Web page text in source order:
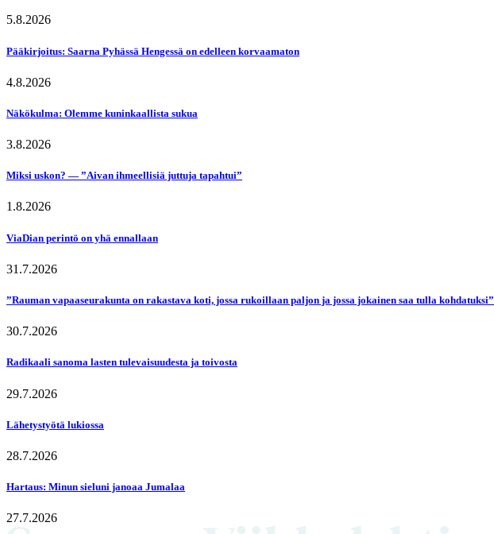
5.8.2026
Pääkirjoitus: Saarna Pyhässä Hengessä on edelleen korvaamaton
4.8.2026
Näkökulma: Olemme kuninkaallista sukua
3.8.2026
Miksi uskon? — ”Aivan ihmeellisiä juttuja tapahtui”
1.8.2026
ViaDian perintö on yhä ennallaan
31.7.2026
”Rauman vapaaseurakunta on rakastava koti, jossa rukoillaan paljon ja jossa jokainen saa tulla kohdatuksi”
30.7.2026
Radikaali sanoma lasten tulevaisuudesta ja toivosta
29.7.2026
Lähetystyötä lukiossa
28.7.2026
Hartaus: Minun sieluni janoaa Jumalaa
27.7.2026